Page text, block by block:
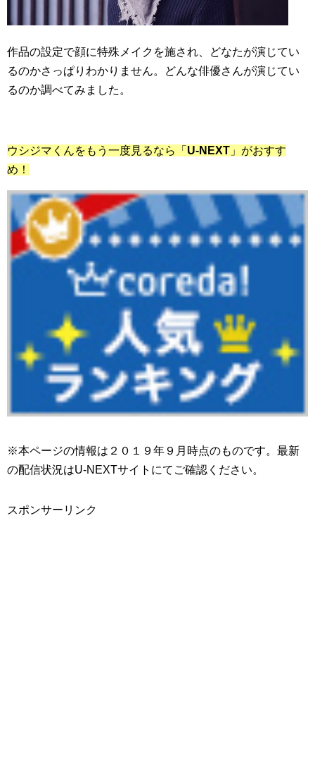
作品の設定で顔に特殊メイクを施され、どなたが演じてい
るのかさっぱりわかりません。どんな俳優さんが演じてい
るのか調べてみました。
ウシジマくんをもう一度見るなら「 U-NEXT 」がおすす
め！
※本ページの情報は２０１９年９月時点のものです。最新
の配信状況はU-NEXTサイトにてご確認ください。
スポンサーリンク